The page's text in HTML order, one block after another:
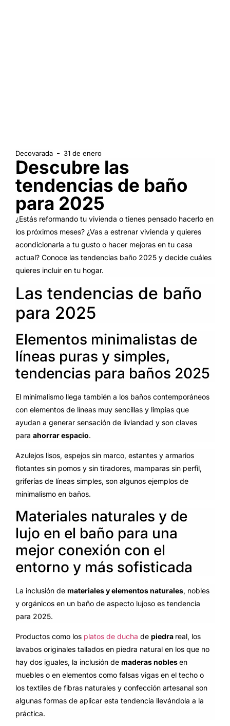
Decovarada 31 de enero
Descubre las
tendencias de baño
para 2025
¿Estás reformando tu vivienda o tienes pensado hacerlo en
los próximos meses? ¿Vas a estrenar vivienda y quieres
acondicionarla a tu gusto o hacer mejoras en tu casa
actual? Conoce las tendencias baño 2025 y decide cuáles
quieres incluir en tu hogar.
Las tendencias de baño
para 2025
Elementos minimalistas de
líneas puras y simples,
tendencias para baños 2025
El minimalismo llega también a los baños contemporáneos
con elementos de líneas muy sencillas y limpias que
ayudan a generar sensación de liviandad y son claves
paraahorrar espacio.
Azulejos lisos, espejos sin marco, estantes y armarios
flotantes sin pomos y sin tiradores, mamparas sin perfil,
griferías de líneas simples, son algunos ejemplos de
minimalismo en baños.
Materiales naturales y de
lujo en el baño para una
mejor conexión con el
entorno y más sofisticada
La inclusión demateriales y elementos naturales, nobles
y orgánicos en un baño de aspecto lujoso es tendencia
para 2025.
Productos como los platos de ducha depiedra real, los
lavabos originales tallados en piedra natural en los que no
hay dos iguales, la inclusión demaderas noblesen
muebles o en elementos como falsas vigas en el techo o
los textiles de fibras naturales y confección artesanal son
algunas formas de aplicar esta tendencia llevándola a la
práctica.